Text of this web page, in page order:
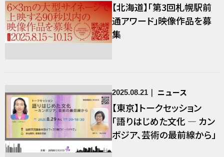
【北海道】「第3回札幌駅前
通アワード」映像作品を募
集
2025.08.21 ニュース
【東京】トークセッション
「語りはじめた⽂化 ― カン
ボジア、芸術の最前線から」